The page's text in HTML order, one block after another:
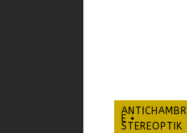
ANTICHAMBR
E •
STEREOPTIK